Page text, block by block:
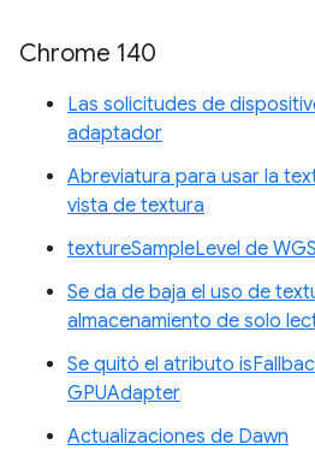
Chrome 140
Las solicitudes de
adaptador
Abreviatura para usar la
vista de textura
textureSampleLevel de
Se da de baja el uso de
almacenamiento de solo
Se quitó el atributo
GPUAdapter
Actualizaciones de Dawn